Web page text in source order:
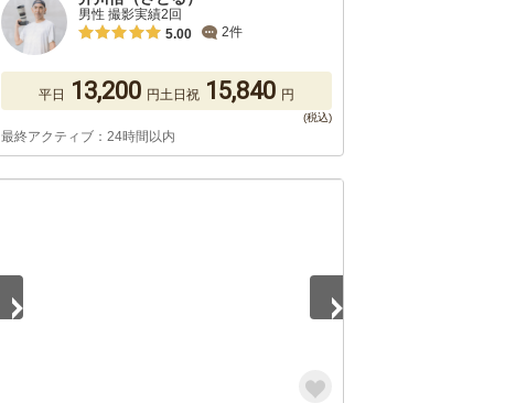
男性 撮影実績2回
5.00
2件
平日 13,200 円土日祝 15,840 円
最終アクティブ：24時間以内